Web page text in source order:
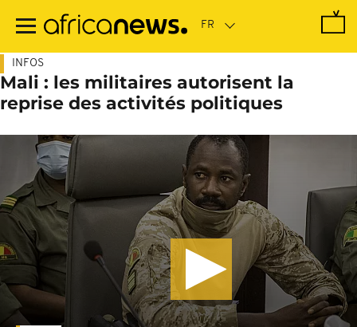
contenu
INFOS
Mali : les militaires autorisent la
reprise des activités politiques